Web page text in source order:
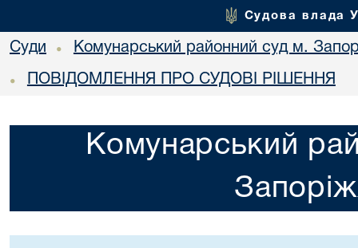
Судова влада
Суди • Комунарський районний суд м.
• ПОВІДОМЛЕННЯ ПРО СУДОВІ РІШЕННЯ
Комунарський